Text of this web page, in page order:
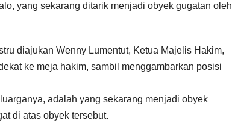
yang sekarang ditarik menjadi obyek gugatan oleh
diajukan Wenny Lumentut, Ketua Majelis Hakim,
ke meja hakim, sambil menggambarkan posisi
adalah yang sekarang menjadi obyek
di atas obyek tersebut.